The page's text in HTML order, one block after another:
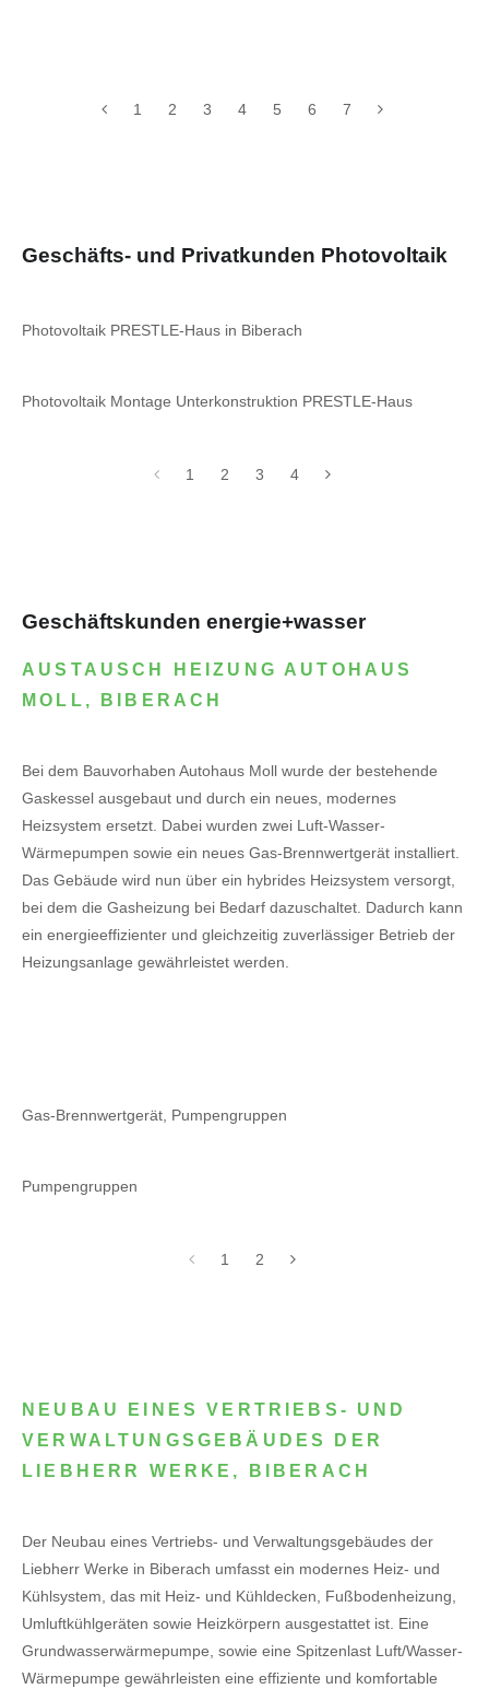
1 2 3 4 5 6 7
Geschäfts- und Privatkunden Photovoltaik
Photovoltaik PRESTLE-Haus in Biberach
Photovoltaik Montage Unterkonstruktion PRESTLE-Haus
1 2 3 4
Geschäftskunden energie+wasser
AUSTAUSCH HEIZUNG AUTOHAUS
MOLL, BIBERACH
Bei dem Bauvorhaben Autohaus Moll wurde der bestehende
Gaskessel ausgebaut und durch ein neues, modernes
Heizsystem ersetzt. Dabei wurden zwei Luft-Wasser-
Wärmepumpen sowie ein neues Gas-Brennwertgerät installiert.
Das Gebäude wird nun über ein hybrides Heizsystem versorgt,
bei dem die Gasheizung bei Bedarf dazuschaltet. Dadurch kann
ein energieeffizienter und gleichzeitig zuverlässiger Betrieb der
Heizungsanlage gewährleistet werden.
Gas-Brennwertgerät, Pumpengruppen
Pumpengruppen
1 2
NEUBAU EINES VERTRIEBS- UND
VERWALTUNGSGEBÄUDES DER
LIEBHERR WERKE, BIBERACH
Der Neubau eines Vertriebs- und Verwaltungsgebäudes der
Liebherr Werke in Biberach umfasst ein modernes Heiz- und
Kühlsystem, das mit Heiz- und Kühldecken, Fußbodenheizung,
Umluftkühlgeräten sowie Heizkörpern ausgestattet ist. Eine
Grundwasserwärmepumpe, sowie eine Spitzenlast Luft/Wasser-
Wärmepumpe gewährleisten eine effiziente und komfortable